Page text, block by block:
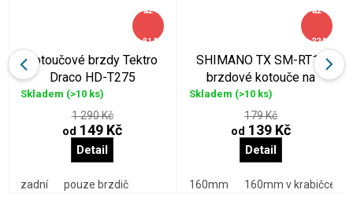
až
–91 %
kotoučové brzdy Tektro
Draco HD-T275
hydraulické
Skladem (>10 ks)
1 290 Kč
od 149 Kč
Detail
zadní pouze brzdič
až
–22 %
SHIMANO TX SM-RT10
brzdové kotouče na
matici lock ring
Skladem (>10 ks)
179 Kč
od 139 Kč
Detail
160mm 160mm v krabičce